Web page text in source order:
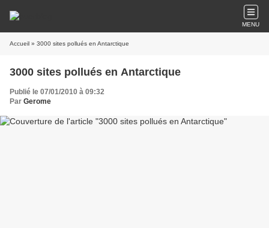
MENU
Accueil » 3000 sites pollués en Antarctique
3000 sites pollués en Antarctique
Publié le 07/01/2010 à 09:32
Par Gerome